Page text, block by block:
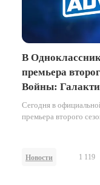
В
премьера
Войны:
Сегодня в
премьера второго
Новости 1 119